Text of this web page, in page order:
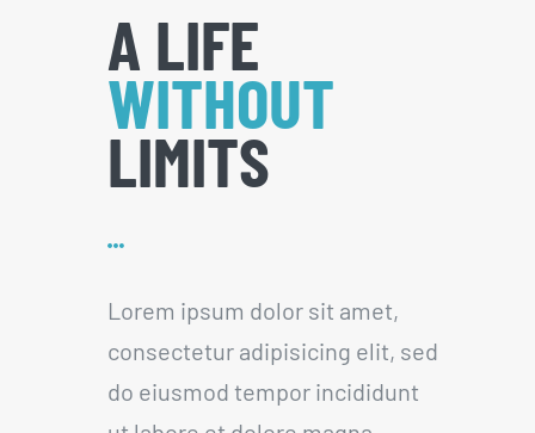
A LIFE
WITHOUT
LIMITS
Lorem ipsum dolor sit amet,
consectetur adipisicing elit, sed
do eiusmod tempor incididunt